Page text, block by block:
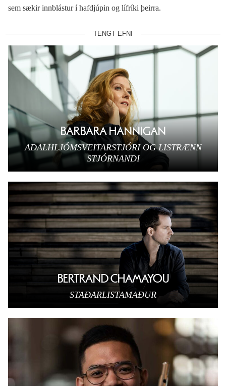
sem sækir innblástur í hafdjúpin og lífríki þeirra.
TENGT EFNI
BARBARA HANNIGAN
AÐALHLJÓMSVEITARSTJÓRI OG LISTRÆNN
STJÓRNANDI
BERTRAND CHAMAYOU
STAÐARLISTAMAÐUR